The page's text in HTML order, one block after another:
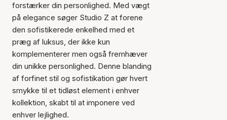
forstærker din personlighed. Med vægt
på elegance søger Studio Z at forene
den sofistikerede enkelhed med et
præg af luksus, der ikke kun
komplementerer men også fremhæver
din unikke personlighed. Denne blanding
af forfinet stil og sofistikation gør hvert
smykke til et tidløst element i enhver
kollektion, skabt til at imponere ved
enhver lejlighed.